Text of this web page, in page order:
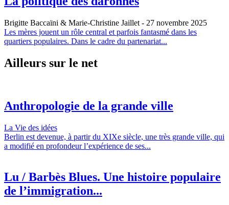
Brigitte Baccaïni & Marie-Christine Jaillet - 27 novembre 2025
Les mères jouent un rôle central et parfois fantasmé dans les
quartiers populaires. Dans le cadre du partenariat...
Ailleurs sur le net
Anthropologie de la grande ville
La Vie des idées
Berlin est devenue, à partir du XIXe siècle, une très grande ville, qui
a modifié en profondeur l’expérience de ses...
Lu / Barbès Blues. Une histoire populaire
de l’immigration...